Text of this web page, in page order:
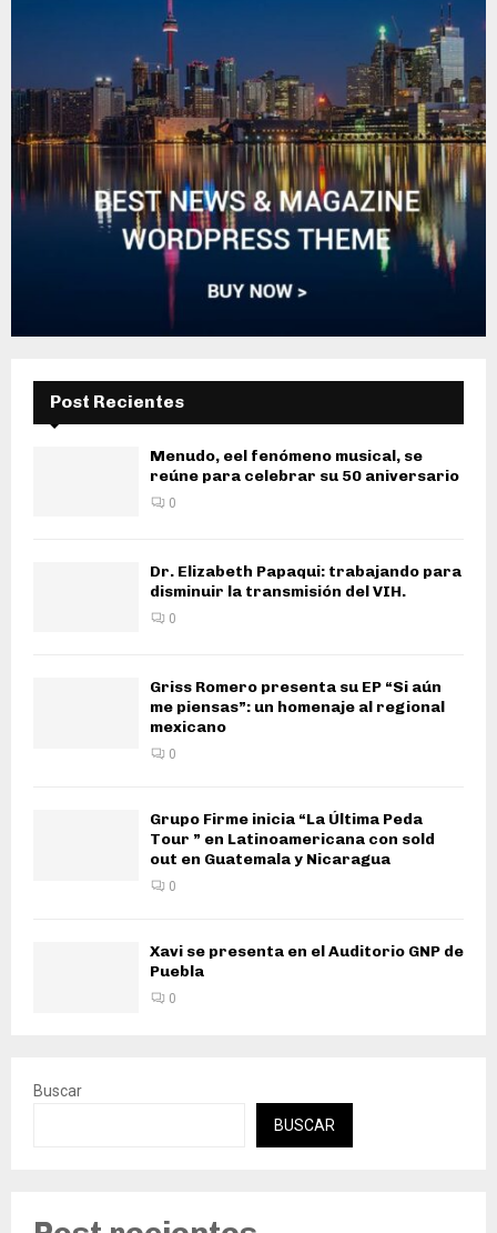
Post Recientes
Menudo, eel fenómeno musical, se
reúne para celebrar su 50 aniversario
0
Dr. Elizabeth Papaqui: trabajando para
disminuir la transmisión del VIH.
0
Griss Romero presenta su EP “Si aún
me piensas”: un homenaje al regional
mexicano
0
Grupo Firme inicia “La Última Peda
Tour ” en Latinoamericana con sold
out en Guatemala y Nicaragua
0
Xavi se presenta en el Auditorio GNP de
Puebla
0
Buscar
BUSCAR